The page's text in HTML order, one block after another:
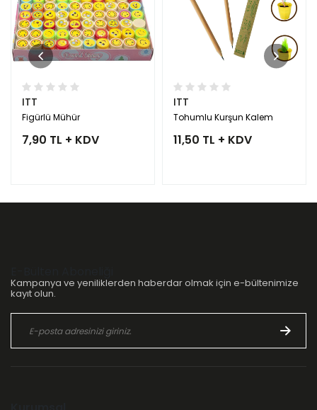
ITT
Figürlü Mühür
7,90 TL + KDV
ITT
Tohumlu Kurşun Kalem
11,50 TL + KDV
Kampanya ve yeniliklerden haberdar olmak için e-bültenimize
kayıt olun.